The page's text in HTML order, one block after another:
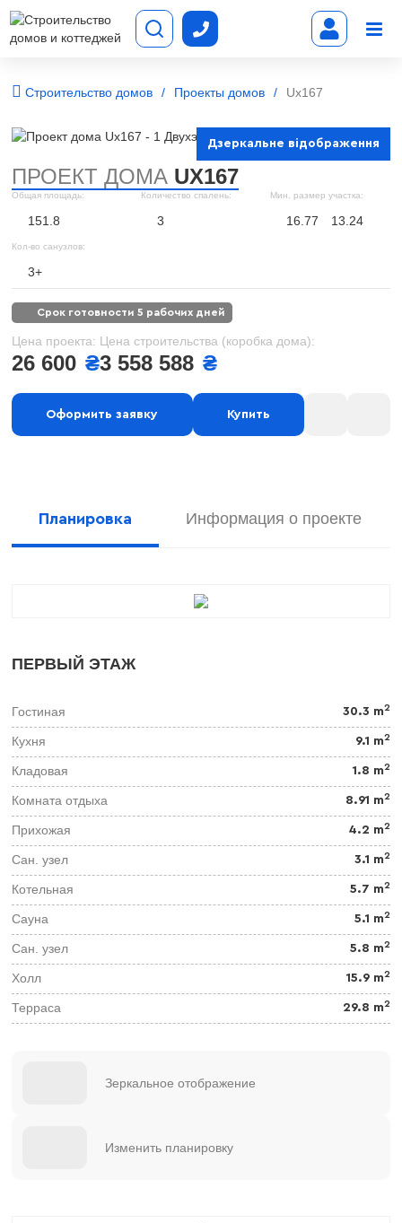
Строительство домов Проекты домов Ux167
Дзеркальне відображення
ПРОЕКТ ДОМА UX167
Общая площадь:
151.8
Количество спалень:
3
Мин. размер участка:
16.77 13.24
Кол-во санузлов:
3+
срок готовности 5 рабочих дней
Цена проекта:
26 600 ₴
Цена строительства (коробка дома):
3 558 588 ₴
Оформить заявку Купить
Планировка Информация о проекте
ПЕРВЫЙ ЭТАЖ
Гостиная 30.3 m2
Кухня 9.1 m2
Кладовая 1.8 m2
Комната отдыха 8.91 m2
Прихожая 4.2 m2
Сан. узел 3.1 m2
Котельная 5.7 m2
Сауна 5.1 m2
Сан. узел 5.8 m2
Холл 15.9 m2
Терраса 29.8 m2
Зеркальное отображение
Изменить планировку